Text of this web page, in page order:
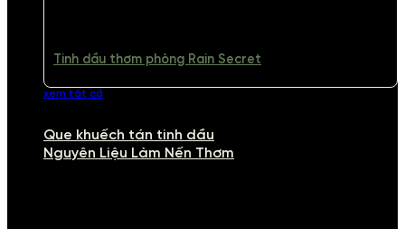
Tinh dầu thơm phòng Rain Secret
xem tất cả
Que khuếch tán tinh dầu
Nguyên Liệu Làm Nến Thơm